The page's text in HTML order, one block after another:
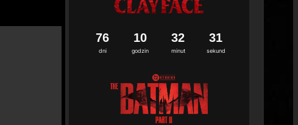
dni
76
godzin
10
minut
32
sekund
30